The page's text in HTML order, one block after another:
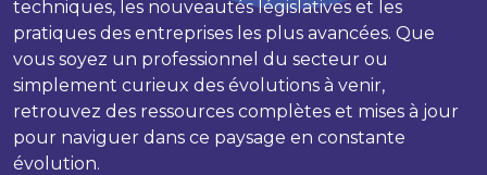
techniques, les nouveautés législatives et les
pratiques des entreprises les plus avancées. Que
vous soyez un professionnel du secteur ou
simplement curieux des évolutions à venir,
retrouvez des ressources complètes et mises à jour
pour naviguer dans ce paysage en constante
évolution.